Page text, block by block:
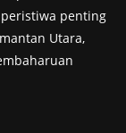
penting
Utara,